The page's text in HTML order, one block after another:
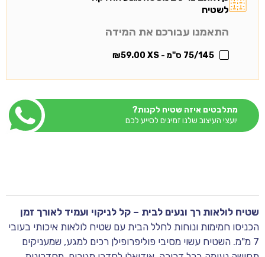
לשטיח
התאמנו עבורכם את המידה
75/145 ס"מ - XS ₪59.00
מתלבטים איזה שטיח לקנות?
יועצי העיצוב שלנו זמינים לסייע לכם
שטיח לולאות רך ונעים לבית – קל לניקוי ועמיד לאורך זמן
הכניסו חמימות ונוחות לחלל הבית עם שטיח לולאות איכותי בעובי
7 מ"מ. השטיח עשוי מסיבי פוליפרופילן רכים למגע, שמעניקים